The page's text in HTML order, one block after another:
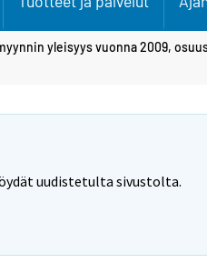
yleisyys vuonna 2009,
uudistetulta sivustolta.